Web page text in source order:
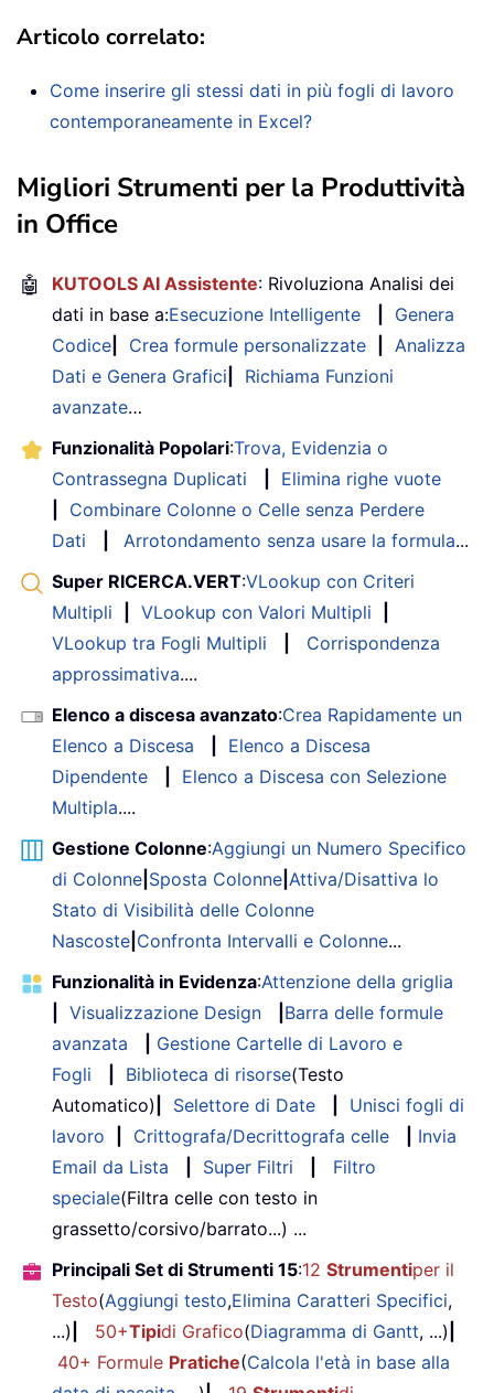
Articolo correlato:
Come inserire gli stessi dati in più fogli di lavoro
contemporaneamente in Excel?
Migliori Strumenti per la Produttività
in Office
🤖 KUTOOLS AI Assistente: Rivoluziona Analisi dei
dati in base a:Esecuzione Intelligente
Genera
Codice
Crea formule personalizzate
Analizza
Dati e Genera Grafici
Richiama Funzioni
avanzate…
Funzionalità Popolari:Trova, Evidenzia o
Contrassegna Duplicati
Elimina righe vuote
Combinare Colonne o Celle senza Perdere
Dati
Arrotondamento senza usare la formula...
Super RICERCA.VERT:VLookup con Criteri
Multipli
VLookup con Valori Multipli
VLookup tra Fogli Multipli
Corrispondenza
approssimativa....
Elenco a discesa avanzato:Crea Rapidamente un
Elenco a Discesa
Elenco a Discesa
Dipendente
Elenco a Discesa con Selezione
Multipla....
Gestione Colonne:Aggiungi un Numero Specifico
di Colonne Sposta Colonne Attiva/Disattiva lo
Stato di Visibilità delle Colonne
Nascoste Confronta Intervalli e Colonne...
Funzionalità in Evidenza:Attenzione della griglia
Visualizzazione Design
Barra delle formule
avanzata
Gestione Cartelle di Lavoro e
Fogli
Biblioteca di risorse(Testo
Automatico)
Selettore di Date
Unisci fogli di
lavoro
Crittografa/Decrittografa celle
Invia
Email da Lista
Super Filtri
Filtro
speciale(Filtra celle con testo in
grassetto/corsivo/barrato...) ...
Principali Set di Strumenti 15:12 Strumentiper il
Testo(Aggiungi testo,Elimina Caratteri Specifici,
...)
50+Tipidi Grafico(Diagramma di Gantt, ...)
40+ Formule Pratiche(Calcola l'età in base alla